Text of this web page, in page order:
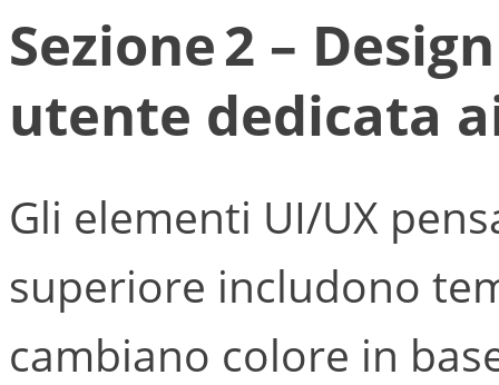
Sezione 2 –
utente dedicata
Gli elementi UI/UX
superiore includono
cambiano colore in